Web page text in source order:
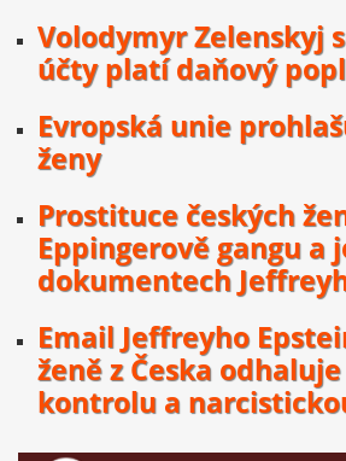
Volodymyr Zelenskyj
účty platí daňový
Evropská unie
ženy
Prostituce českých
Eppingerově gangu a
dokumentech
Email Jeffreyho
ženě z Česka
kontrolu a